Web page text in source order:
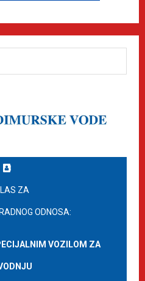
ZA
ODNOSA:
VOZILOM ZA